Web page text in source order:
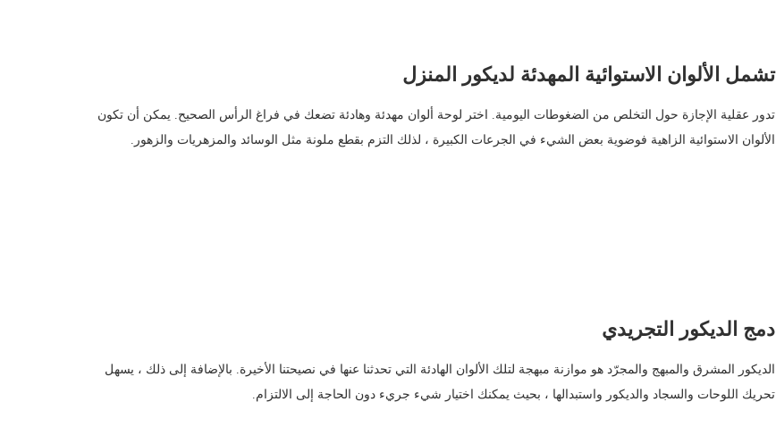
تشمل الألوان الاستوائية المهدئة لديكور المنزل
تدور عقلية الإجازة حول التخلص من الضغوطات اليومية. اختر لوحة ألوان مهدئة وهادئة تضعك في فراغ الرأس الصحيح. يمكن أن تكون
الألوان الاستوائية الزاهية فوضوية بعض الشيء في الجرعات الكبيرة ، لذلك التزم بقطع ملونة مثل الوسائد والمزهريات والزهور.
دمج الديكور التجريدي
الديكور المشرق والمبهج والمجرّد هو موازنة مبهجة لتلك الألوان الهادئة التي تحدثنا عنها في نصيحتنا الأخيرة. بالإضافة إلى ذلك ، يسهل
تحريك اللوحات والسجاد والديكور واستبدالها ، بحيث يمكنك اختيار شيء جريء دون الحاجة إلى الالتزام.